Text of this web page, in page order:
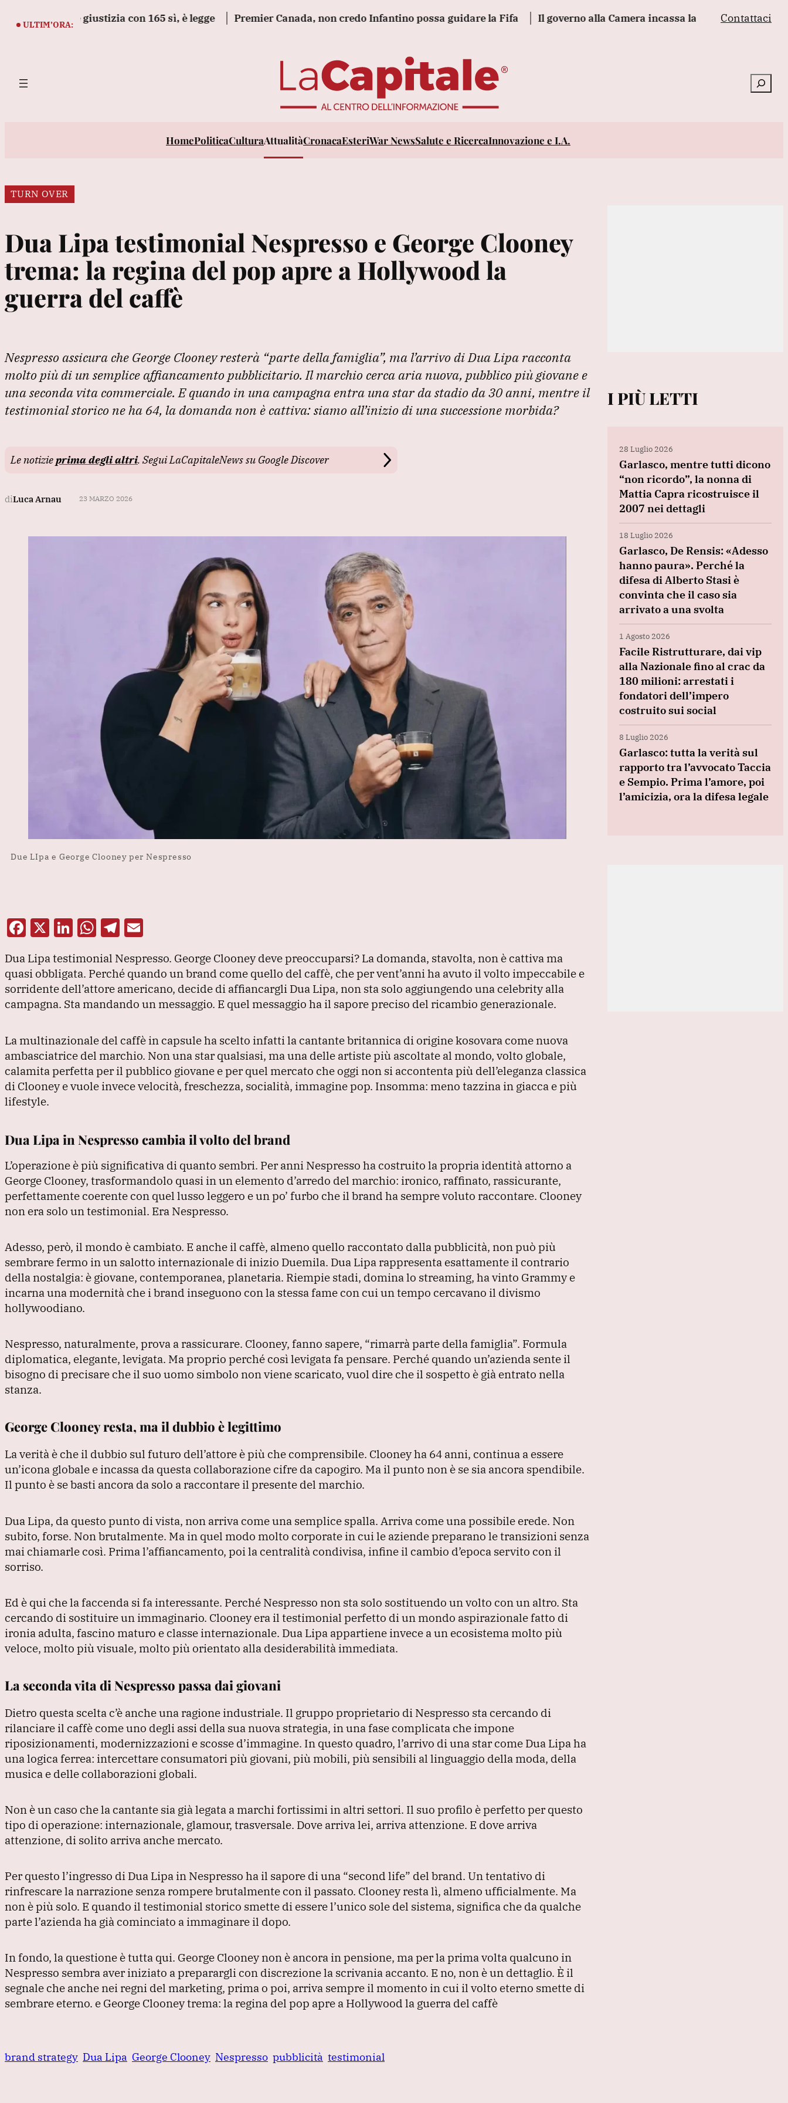
ULTIM’ORA:
legge giustizia con 165 sì, è legge Premier Canada, non credo Infantino possa guidare la Fifa Il governo alla Camera incassa la fiducia sul decreto
Contattaci
Cerca
HomePoliticaCulturaAttualitàCronacaEsteriWar NewsSalute e RicercaInnovazione e I.A.
TURN OVER
Dua Lipa testimonial Nespresso e George Clooney
trema: la regina del pop apre a Hollywood la
guerra del caffè
Nespresso assicura che George Clooney resterà “parte della famiglia”, ma l’arrivo di Dua Lipa racconta
molto più di un semplice affiancamento pubblicitario. Il marchio cerca aria nuova, pubblico più giovane e
una seconda vita commerciale. E quando in una campagna entra una star da stadio da 30 anni, mentre il
testimonial storico ne ha 64, la domanda non è cattiva: siamo all’inizio di una successione morbida?
Le notizieprima degli altri. Segui LaCapitaleNews su Google Discover
diLuca Arnau 23 MARZO 2026
Due LIpa e George Clooney per Nespresso
F
c
e
b
o
k
X Li
k
e
dI
W
at
s
A
p
T
e
gr
a
ai
l
Dua Lipa testimonial Nespresso. George Clooney deve preoccuparsi? La domanda, stavolta, non è cattiva ma
quasi obbligata. Perché quando un brand come quello del caffè, che per vent’anni ha avuto il volto impeccabile e
sorridente dell’attore americano, decide di affiancargli Dua Lipa, non sta solo aggiungendo una celebrity alla
campagna. Sta mandando un messaggio. E quel messaggio ha il sapore preciso del ricambio generazionale.
La multinazionale del caffè in capsule ha scelto infatti la cantante britannica di origine kosovara come nuova
ambasciatrice del marchio. Non una star qualsiasi, ma una delle artiste più ascoltate al mondo, volto globale,
calamita perfetta per il pubblico giovane e per quel mercato che oggi non si accontenta più dell’eleganza classica
di Clooney e vuole invece velocità, freschezza, socialità, immagine pop. Insomma: meno tazzina in giacca e più
lifestyle.
Dua Lipa in Nespresso cambia il volto del brand
L’operazione è più significativa di quanto sembri. Per anni Nespresso ha costruito la propria identità attorno a
George Clooney, trasformandolo quasi in un elemento d’arredo del marchio: ironico, raffinato, rassicurante,
perfettamente coerente con quel lusso leggero e un po’ furbo che il brand ha sempre voluto raccontare. Clooney
non era solo un testimonial. Era Nespresso.
Adesso, però, il mondo è cambiato. E anche il caffè, almeno quello raccontato dalla pubblicità, non può più
sembrare fermo in un salotto internazionale di inizio Duemila. Dua Lipa rappresenta esattamente il contrario
della nostalgia: è giovane, contemporanea, planetaria. Riempie stadi, domina lo streaming, ha vinto Grammy e
incarna una modernità che i brand inseguono con la stessa fame con cui un tempo cercavano il divismo
hollywoodiano.
Nespresso, naturalmente, prova a rassicurare. Clooney, fanno sapere, “rimarrà parte della famiglia”. Formula
diplomatica, elegante, levigata. Ma proprio perché così levigata fa pensare. Perché quando un’azienda sente il
bisogno di precisare che il suo uomo simbolo non viene scaricato, vuol dire che il sospetto è già entrato nella
stanza.
George Clooney resta, ma il dubbio è legittimo
La verità è che il dubbio sul futuro dell’attore è più che comprensibile. Clooney ha 64 anni, continua a essere
un’icona globale e incassa da questa collaborazione cifre da capogiro. Ma il punto non è se sia ancora spendibile.
Il punto è se basti ancora da solo a raccontare il presente del marchio.
Dua Lipa, da questo punto di vista, non arriva come una semplice spalla. Arriva come una possibile erede. Non
subito, forse. Non brutalmente. Ma in quel modo molto corporate in cui le aziende preparano le transizioni senza
mai chiamarle così. Prima l’affiancamento, poi la centralità condivisa, infine il cambio d’epoca servito con il
sorriso.
Ed è qui che la faccenda si fa interessante. Perché Nespresso non sta solo sostituendo un volto con un altro. Sta
cercando di sostituire un immaginario. Clooney era il testimonial perfetto di un mondo aspirazionale fatto di
ironia adulta, fascino maturo e classe internazionale. Dua Lipa appartiene invece a un ecosistema molto più
veloce, molto più visuale, molto più orientato alla desiderabilità immediata.
La seconda vita di Nespresso passa dai giovani
Dietro questa scelta c’è anche una ragione industriale. Il gruppo proprietario di Nespresso sta cercando di
rilanciare il caffè come uno degli assi della sua nuova strategia, in una fase complicata che impone
riposizionamenti, modernizzazioni e scosse d’immagine. In questo quadro, l’arrivo di una star come Dua Lipa ha
una logica ferrea: intercettare consumatori più giovani, più mobili, più sensibili al linguaggio della moda, della
musica e delle collaborazioni globali.
Non è un caso che la cantante sia già legata a marchi fortissimi in altri settori. Il suo profilo è perfetto per questo
tipo di operazione: internazionale, glamour, trasversale. Dove arriva lei, arriva attenzione. E dove arriva
attenzione, di solito arriva anche mercato.
Per questo l’ingresso di Dua Lipa in Nespresso ha il sapore di una “second life” del brand. Un tentativo di
rinfrescare la narrazione senza rompere brutalmente con il passato. Clooney resta lì, almeno ufficialmente. Ma
non è più solo. E quando il testimonial storico smette di essere l’unico sole del sistema, significa che da qualche
parte l’azienda ha già cominciato a immaginare il dopo.
In fondo, la questione è tutta qui. George Clooney non è ancora in pensione, ma per la prima volta qualcuno in
Nespresso sembra aver iniziato a preparargli con discrezione la scrivania accanto. E no, non è un dettaglio. È il
segnale che anche nei regni del marketing, prima o poi, arriva sempre il momento in cui il volto eterno smette di
sembrare eterno. e George Clooney trema: la regina del pop apre a Hollywood la guerra del caffè
brand strategy Dua Lipa George Clooney Nespresso pubblicità testimonial
I PIÙ LETTI
28 Luglio 2026
Garlasco, mentre tutti dicono
“non ricordo”, la nonna di
Mattia Capra ricostruisce il
2007 nei dettagli
18 Luglio 2026
Garlasco, De Rensis: «Adesso
hanno paura». Perché la
difesa di Alberto Stasi è
convinta che il caso sia
arrivato a una svolta
1 Agosto 2026
Facile Ristrutturare, dai vip
alla Nazionale fino al crac da
180 milioni: arrestati i
fondatori dell’impero
costruito sui social
8 Luglio 2026
Garlasco: tutta la verità sul
rapporto tra l’avvocato Taccia
e Sempio. Prima l’amore, poi
l’amicizia, ora la difesa legale